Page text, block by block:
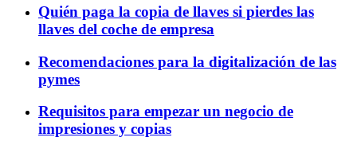
Quién paga la copia de llaves si pierdes las
llaves del coche de empresa
Recomendaciones para la digitalización de las
pymes
Requisitos para empezar un negocio de
impresiones y copias